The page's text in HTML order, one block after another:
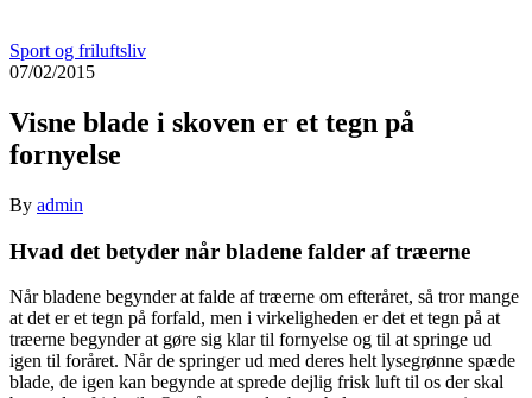
Sport og friluftsliv
07/02/2015
Visne blade i skoven er et tegn på
fornyelse
By admin
Hvad det betyder når bladene falder af træerne
Når bladene begynder at falde af træerne om efteråret, så tror mange
at det er et tegn på forfald, men i virkeligheden er det et tegn på at
træerne begynder at gøre sig klar til fornyelse og til at springe ud
igen til foråret. Når de springer ud med deres helt lysegrønne spæde
blade, de igen kan begynde at sprede dejlig frisk luft til os der skal